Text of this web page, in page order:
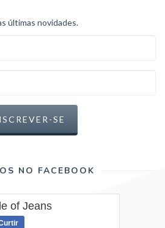
últimas novidades.
NO FACEBOOK
of Jeans